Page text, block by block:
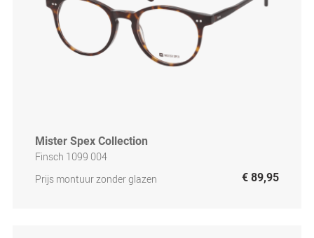
Mister Spex Collection
Finsch 1099 004
Prijs montuur zonder glazen
€ 89,95